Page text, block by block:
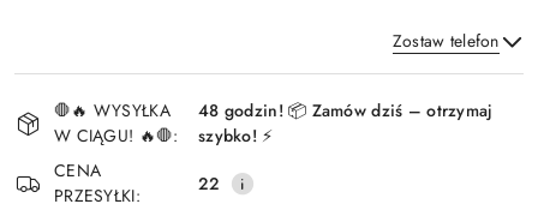
Zostaw telefon
Wyślij
i
dostawa
🛑🔥 WYSYŁKA
W CIĄGU! 🔥🛑:
48 godzin! 📦 Zamów dziś – otrzymaj
szybko! ⚡
CENA
PRZESYŁKI:
22